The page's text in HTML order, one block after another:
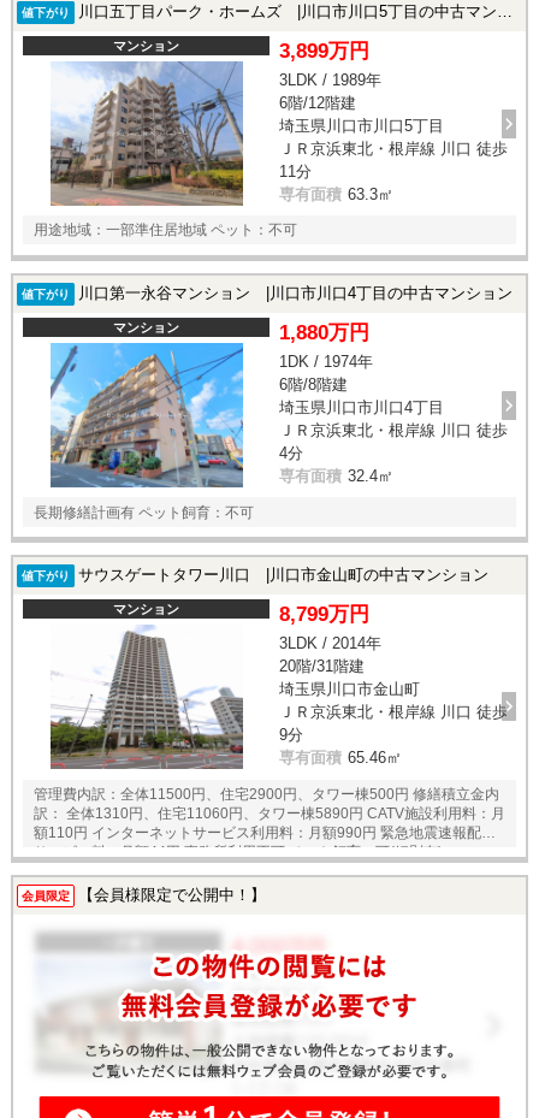
値下がり 川口五丁目パーク・ホームズ |川口市川口5丁目の中古マンション
マンション 3,899万円
3LDK / 1989年
6階/12階建
埼玉県川口市川口5丁目
ＪＲ京浜東北・根岸線 川口 徒歩
11分
専有面積 63.3㎡
用途地域：一部準住居地域 ペット：不可
値下がり 川口第一永谷マンション |川口市川口4丁目の中古マンション
マンション 1,880万円
1DK / 1974年
6階/8階建
埼玉県川口市川口4丁目
ＪＲ京浜東北・根岸線 川口 徒歩
4分
専有面積 32.4㎡
長期修繕計画有 ペット飼育：不可
値下がり サウスゲートタワー川口 |川口市金山町の中古マンション
マンション 8,799万円
3LDK / 2014年
20階/31階建
埼玉県川口市金山町
ＪＲ京浜東北・根岸線 川口 徒歩
9分
専有面積 65.46㎡
管理費内訳：全体11500円、住宅2900円、タワー棟500円 修繕積立金内
訳： 全体1310円、住宅11060円、タワー棟5890円 CATV施設利用料：月
額110円 インターネットサービス利用料：月額990円 緊急地震速報配信
サービス料：月額44円 事務所利用不可 ペット飼育：可(細則有)
会員限定 【会員様限定で公開中！】